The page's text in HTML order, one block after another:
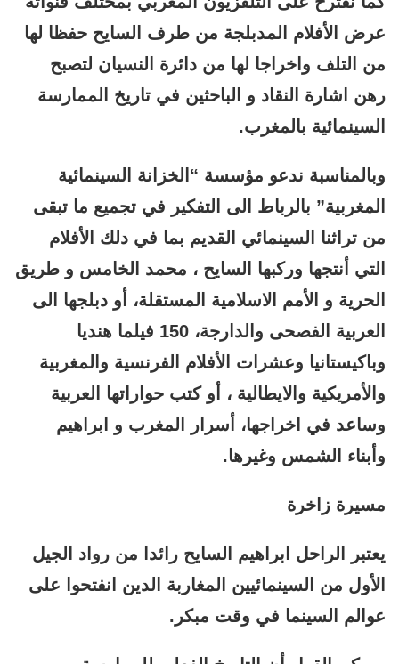
عرض الأفلام المدبلجة من طرف السايح حفظا لها
من التلف واخراجا لها من دائرة النسيان لتصبح
رهن اشارة النقاد و الباحثين في تاريخ الممارسة
السينمائية بالمغرب.
وبالمناسبة ندعو مؤسسة “الخزانة السينمائية
المغربية” بالرباط الى التفكير في تجميع ما تبقى
من تراثنا السينمائي القديم بما في دلك الأفلام
التي أنتجها وركبها السايح ، محمد الخامس و طريق
الحرية و الأمم الاسلامية المستقلة، أو دبلجها الى
العربية الفصحى والدارجة، 150 فيلما هنديا
وباكيستانيا وعشرات الأفلام الفرنسية والمغربية
والأمريكية والايطالية ، أو كتب حواراتها العربية
وساعد في اخراجها، أسرار المغرب و ابراهيم
وأبناء الشمس وغيرها.
مسيرة زاخرة
يعتبر الراحل ابراهيم السايح رائدا من رواد الجيل
الأول من السينمائيين المغاربة الدين انفتحوا على
عوالم السينما في وقت مبكر.